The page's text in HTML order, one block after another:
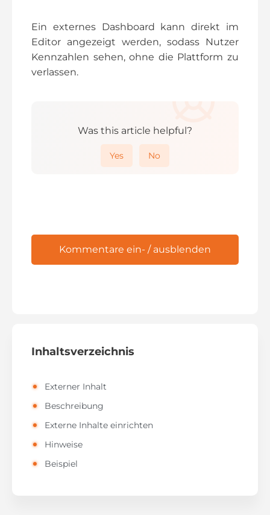
Ein externes Dashboard kann direkt im
Editor angezeigt werden, sodass Nutzer
Kennzahlen sehen, ohne die Plattform zu
verlassen.
Was this article helpful?
Yes No
Kommentare ein- / ausblenden
Inhaltsverzeichnis
Externer Inhalt
Beschreibung
Externe Inhalte einrichten
Hinweise
Beispiel